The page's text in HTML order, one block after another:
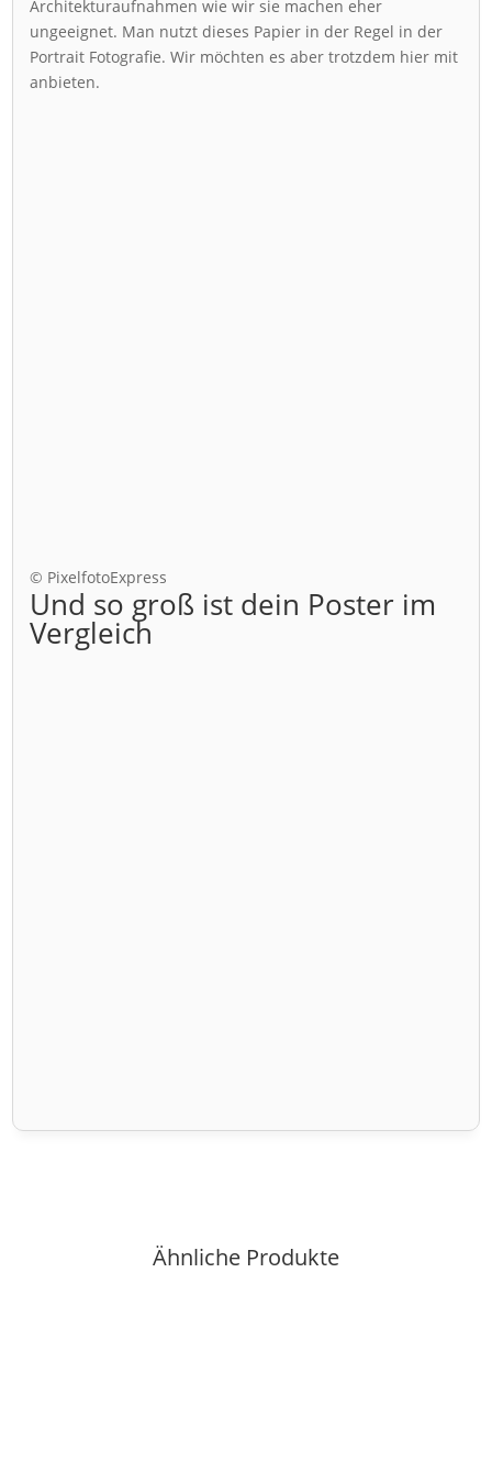
Architekturaufnahmen wie wir sie machen eher
ungeeignet. Man nutzt dieses Papier in der Regel in der
Portrait Fotografie. Wir möchten es aber trotzdem hier mit
anbieten.
© PixelfotoExpress
Und so groß ist dein Poster im
Vergleich
Ähnliche Produkte